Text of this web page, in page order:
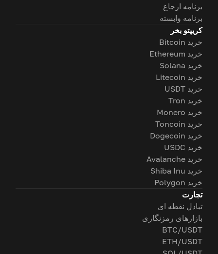
برنامه ارجاع
برنامه وابسته
کریپتو بخر
خرید Bitcoin
خرید Ethereum
خرید Solana
خرید Litecoin
خرید USDT
خرید Tron
خرید Monero
خرید Toncoin
خرید Dogecoin
خرید USDC
خرید Avalanche
خرید Shiba Inu
خرید Polygon
تجارت
تبادل نقطه ای
بازارهای رمزنگاری
BTC/USDT
ETH/USDT